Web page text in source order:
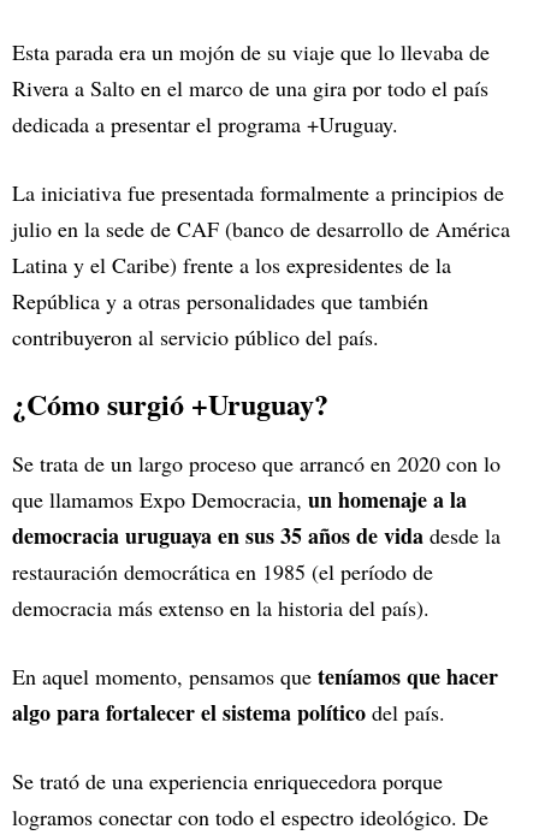
Esta parada era un mojón de su viaje que lo llevaba de
Rivera a Salto en el marco de una gira por todo el país
dedicada a presentar el programa +Uruguay.
La iniciativa fue presentada formalmente a principios de
julio en la sede de CAF (banco de desarrollo de América
Latina y el Caribe) frente a los expresidentes de la
República y a otras personalidades que también
contribuyeron al servicio público del país.
¿Cómo surgió +Uruguay?
Se trata de un largo proceso que arrancó en 2020 con lo
que llamamos Expo Democracia, un homenaje a la
democracia uruguaya en sus 35 años de vida desde la
restauración democrática en 1985 (el período de
democracia más extenso en la historia del país).
En aquel momento, pensamos que teníamos que hacer
algo para fortalecer el sistema político del país.
Se trató de una experiencia enriquecedora porque
logramos conectar con todo el espectro ideológico. De